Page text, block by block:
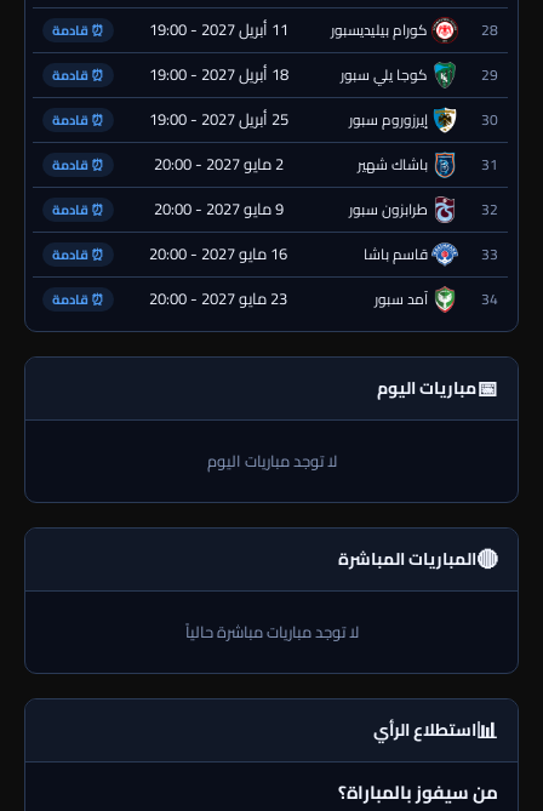
28 كورام بيليديسبور 11 أبريل 2027 - 19:00 ⏰ قادمة
29 كوجا يلي سبور 18 أبريل 2027 - 19:00 ⏰ قادمة
30 إيرزوروم سبور 25 أبريل 2027 - 19:00 ⏰ قادمة
31 باشاك شهير 2 مايو 2027 - 20:00 ⏰ قادمة
32 طرابزون سبور 9 مايو 2027 - 20:00 ⏰ قادمة
33 قاسم باشا 16 مايو 2027 - 20:00 ⏰ قادمة
34 آمد سبور 23 مايو 2027 - 20:00 ⏰ قادمة
📅مباريات اليوم
لا توجد مباريات اليوم
🔴المباريات المباشرة
لا توجد مباريات مباشرة حالياً
📊استطلاع الرأي
من سيفوز بالمباراة؟